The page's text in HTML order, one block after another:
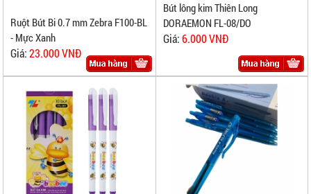
Ruột Bút Bi 0.7 mm Zebra F100-BL
- Mực Xanh
Giá:23.000 VNĐ
Bút lông kim Thiên Long
DORAEMON FL-08/DO
Giá:6.000 VNĐ